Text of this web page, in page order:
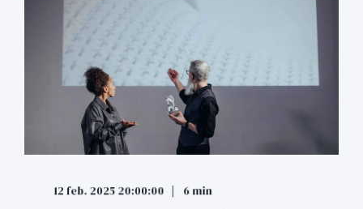
12 feb. 2025 20:00:00 6 min